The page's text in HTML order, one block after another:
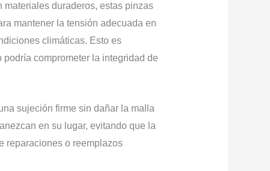
duraderos, estas pinzas
mantener la tensión adecuada en
climáticas. Esto es
comprometer la integridad de
sujeción firme sin dañar la malla
en su lugar, evitando que la
reparaciones o reemplazos